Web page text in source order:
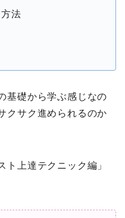
法
基礎から学ぶ感じなの
クサク進められるのか
ト上達テクニック編」